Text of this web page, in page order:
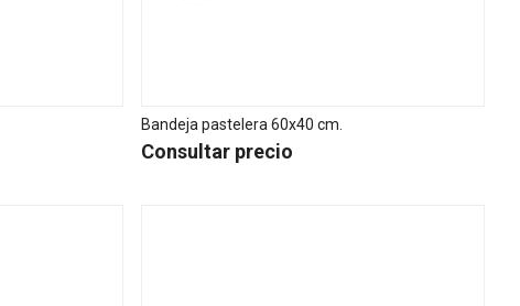
Bandeja pastelera 60x40 cm.
Consultar precio